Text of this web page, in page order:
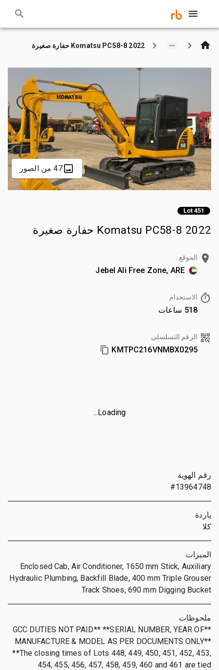
2022 Komatsu PC58-8 حفارة صغيرة
47 من الصور
Lot 451
2022 Komatsu PC58-8 حفارة صغيرة
الموقع
Jebel Ali Free Zone, ARE
الاستخدام
518 ساعات
الرقم التسلسلي
KMTPC216VNMBX0295
Loading...
رقم الهوية
#13964748
ياردة
كلا
الميزات
Enclosed Cab, Air Conditioner, 1650 mm Stick, Auxiliary
Hydraulic Plumbing, Backfill Blade, 400 mm Triple Grouser
Track Shoes, 690 mm Digging Bucket
ملحوظات
**GCC DUTIES NOT PAID** **SERIAL NUMBER, YEAR OF
MANUFACTURE & MODEL AS PER DOCUMENTS ONLY**
**The closing times of Lots 448, 449, 450, 451, 452, 453,
454, 455, 456, 457, 458, 459, 460 and 461 are tied